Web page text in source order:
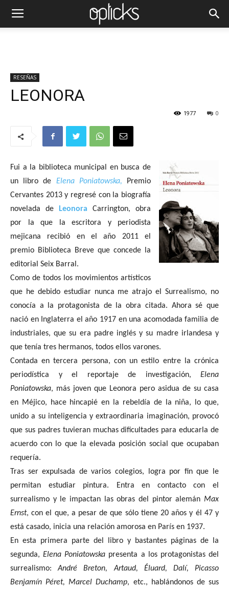
RESEÑAS
LEONORA
0
1977
Fui a la biblioteca municipal en busca de
un libro de Elena Poniatowska,
Premio
Cervantes 2013 y regresé con la biografía
novelada de
Leonora Carrington, obra
por la que la escritora y periodista
mejicana recibió en el año 2011 el
premio Biblioteca Breve que concede la
editorial Seix Barral.
Como de todos los movimientos artísticos
que he debido estudiar nunca me atrajo el Surrealismo, no
conocía a la protagonista de la obra citada. Ahora sé que
nació en Inglaterra el año 1917 en una acomodada familia de
industriales, que su era padre inglés y su madre irlandesa y
que tenía tres hermanos, todos ellos varones.
Contada en tercera persona, con un estilo entre la crónica
periodística y el reportaje de investigación, Elena
Poniatowska, más joven que Leonora pero asidua de su casa
en Méjico, hace hincapié en la rebeldía de la niña, lo que,
unido a su inteligencia y extraordinaria imaginación, provocó
que sus padres tuvieran muchas dificultades para educarla de
acuerdo con lo que la elevada posición social que ocupaban
requería.
Tras ser expulsada de varios colegios, logra por fin que le
permitan estudiar pintura. Entra en contacto con el
surrealismo y le impactan las obras del pintor alemán Max
Ernst, con el que, a pesar de que sólo tiene 20 años y él 47 y
está casado, inicia una relación amorosa en París en 1937.
En esta primera parte del libro y bastantes páginas de la
segunda,Elena Poniatowska presenta a los protagonistas del
surrealismo:André Breton, Artaud, Éluard, Dalí, Picasso
Benjamín Péret, Marcel Duchamp, etc., hablándonos de sus